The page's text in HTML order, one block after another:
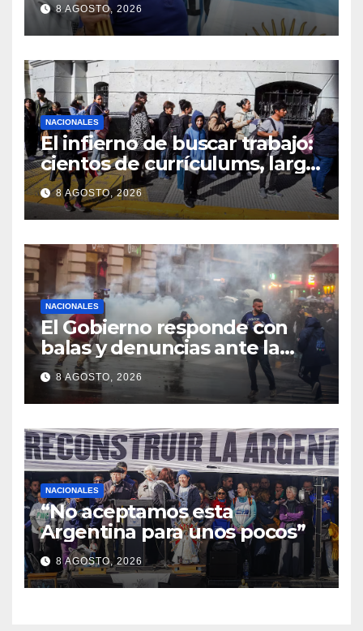
8 AGOSTO, 2026
NACIONALES
El infierno de buscar trabajo:
cientos de currículums, larga
espera y menos puestos
registrados
8 AGOSTO, 2026
NACIONALES
El Gobierno responde con
balas y denuncias ante la
protesta
8 AGOSTO, 2026
NACIONALES
“No aceptamos esta
Argentina para unos pocos”
8 AGOSTO, 2026